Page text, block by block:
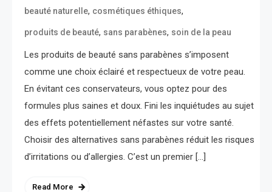
beauté naturelle, cosmétiques éthiques,
produits de beauté, sans parabènes, soin de la peau
Les produits de beauté sans parabènes s’imposent
comme une choix éclairé et respectueux de votre peau.
En évitant ces conservateurs, vous optez pour des
formules plus saines et doux. Fini les inquiétudes au sujet
des effets potentiellement néfastes sur votre santé.
Choisir des alternatives sans parabènes réduit les risques
d’irritations ou d’allergies. C’est un premier […]
Read More